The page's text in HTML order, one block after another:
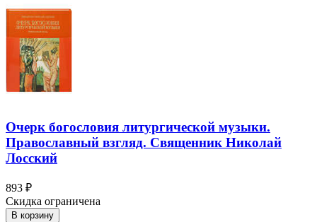
Очерк богословия литургической музыки.
Православный взгляд. Священник Николай
Лосский
893 ₽
Скидка ограничена
В корзину